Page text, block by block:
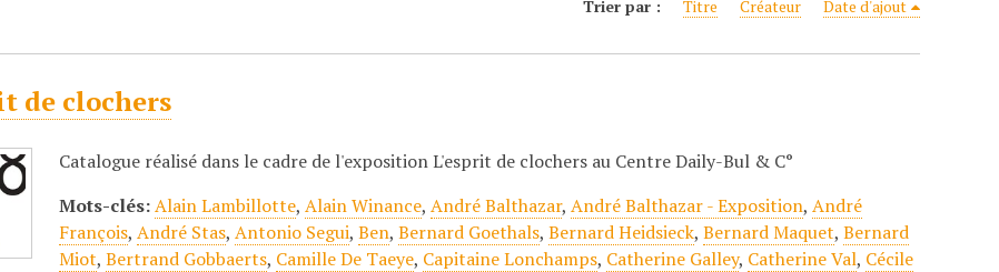
Trier par : Titre Créateur Date d'ajout
de clochers
Catalogue réalisé dans le cadre de l'exposition L'esprit de clochers au Centre Daily-Bul & C°
Mots-clés:Alain Lambillotte,Alain Winance,André Balthazar,André Balthazar - Exposition,André
François,André Stas,Antonio Segui,Ben,Bernard Goethals,Bernard Heidsieck,Bernard Maquet,Bernard
Miot,Bertrand Gobbaerts, Camille De Taeye, Capitaine Lonchamps, Catherine Galley, Catherine Val, Cécile